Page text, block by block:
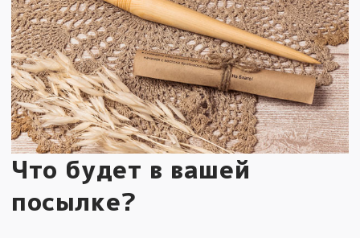
Что будет в вашей
посылке?